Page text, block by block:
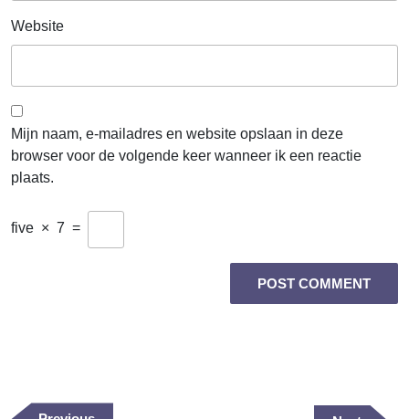
Website
Mijn naam, e-mailadres en website opslaan in deze
browser voor de volgende keer wanneer ik een reactie
plaats.
five × 7 =